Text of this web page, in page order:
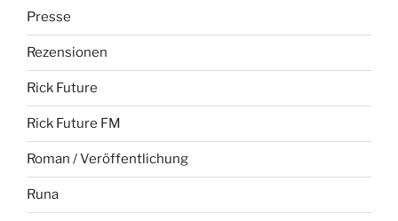
Presse
Rezensionen
Rick Future
Rick Future FM
Roman / Veröffentlichung
Runa